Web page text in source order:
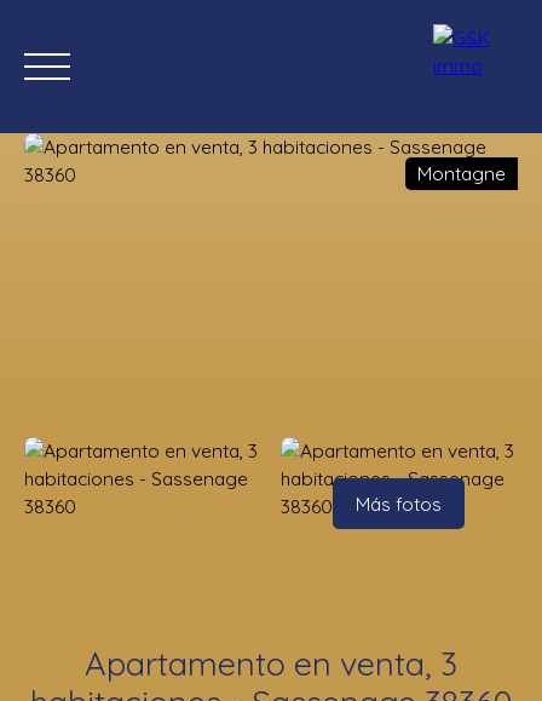
Estimación
Montagne
Más fotos
Apartamento en venta, 3